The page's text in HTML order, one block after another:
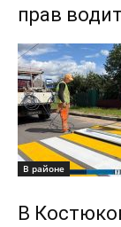
прав
В районе
В